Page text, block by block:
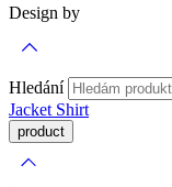
Design by
Hledání
Jacket Shirt